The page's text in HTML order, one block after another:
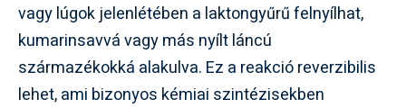
vagy lúgok jelenlétében a laktongyűrű felnyílhat,
kumarinsavvá vagy más nyílt láncú
származékokká alakulva. Ez a reakció reverzibilis
lehet, ami bizonyos kémiai szintézisekben